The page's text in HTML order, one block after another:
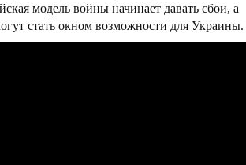
модель войны начинает давать сбои, а
стать окном возможности для Украины.